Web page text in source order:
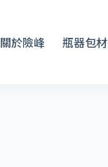
關於險峰 瓶器包材